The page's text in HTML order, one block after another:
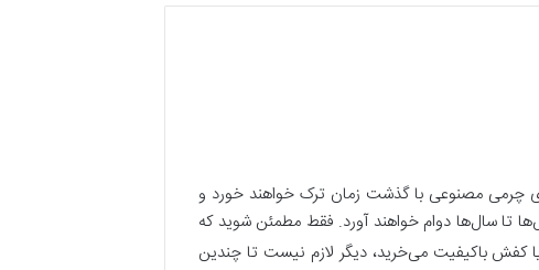
چرمی مصنوعی با گذشت زمان ترک خواهند خورد و
تا سال‌ها دوام خواهند آورد. فقط مطمئن شوید که
کفش باکیفیت می‌خرید، دیگر لازم نیست تا چندین